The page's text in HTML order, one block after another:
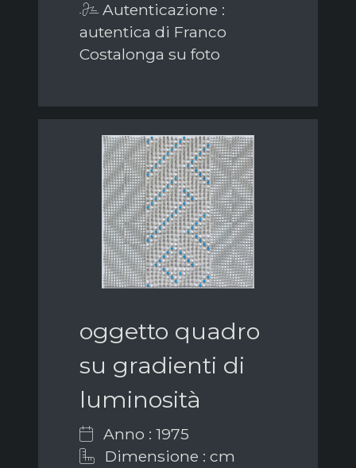
Autenticazione :
autentica di Franco
Costalonga su foto
oggetto quadro
su gradienti di
luminosità
Anno : 1975
Dimensione : cm